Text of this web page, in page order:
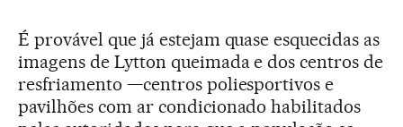
É provável que já estejam quase esquecidas as
imagens de Lytton queimada e dos centros de
resfriamento —centros poliesportivos e
pavilhões com ar condicionado habilitados